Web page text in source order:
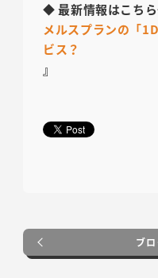
◆ 最新情報はこち
メルスプランの「
ビス？
』
ブ